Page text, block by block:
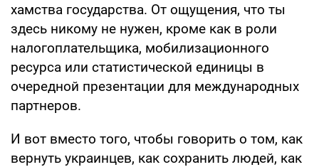
хамства государства. От ощущения, что ты
здесь никому не нужен, кроме как в роли
налогоплательщика, мобилизационного
ресурса или статистической единицы в
очередной презентации для международных
партнеров.
И вот вместо того, чтобы говорить о том, как
вернуть украинцев, как сохранить людей, как